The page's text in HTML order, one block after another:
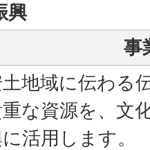
興
事
地域に伝わる
な資源を、文
活用します。